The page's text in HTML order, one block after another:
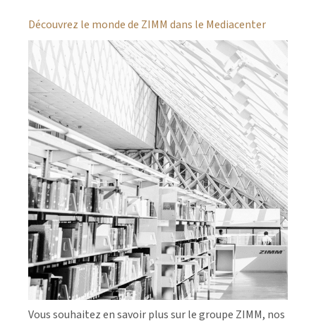
Découvrez le monde de ZIMM dans le Mediacenter
Vous souhaitez en savoir plus sur le groupe ZIMM, nos